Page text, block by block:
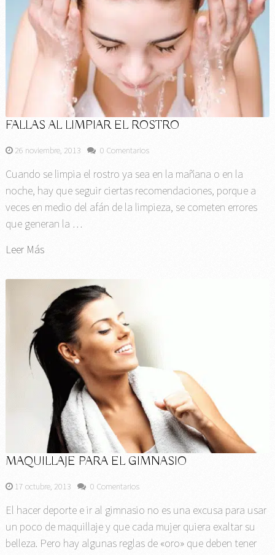
FALLAS AL LIMPIAR EL ROSTRO
26 noviembre, 2013 0 Comentarios
Cuando se limpia el rostro ya sea en la mañana o en la
noche, hay que seguir ciertas recomendaciones, porque a
veces en medio del afán de la limpieza, se cometen errores
que generan la …
Leer Más
MAQUILLAJE PARA EL GIMNASIO
17 octubre, 2013 0 Comentarios
El hacer deporte e ir al gimnasio no es una excusa para usar
un poco de maquillaje y que cada mujer quiera exaltar su
belleza. Pero hay algunas reglas de «oro» que deben tener